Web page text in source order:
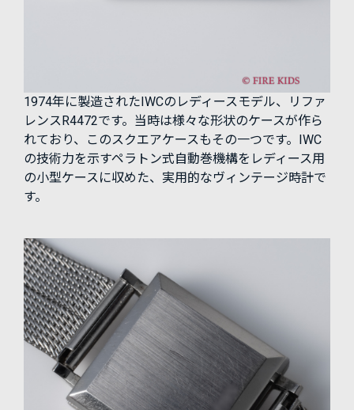
1974年に製造されたIWCのレディースモデル、リファ
レンスR4472です。当時は様々な形状のケースが作ら
れており、このスクエアケースもその一つです。IWC
の技術力を示すペラトン式自動巻機構をレディース用
の小型ケースに収めた、実用的なヴィンテージ時計で
す。